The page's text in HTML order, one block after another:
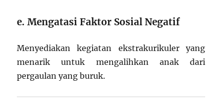
e. Mengatasi Faktor Sosial Negatif
Menyediakan kegiatan ekstrakurikuler yang
menarik untuk mengalihkan anak dari
pergaulan yang buruk.